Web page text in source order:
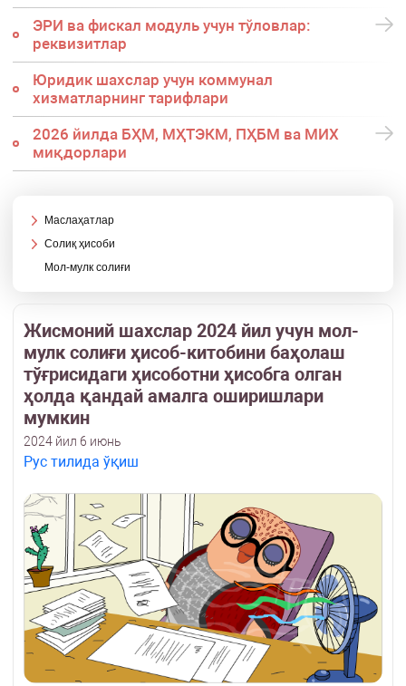
ЭРИ ва фискал модуль учун тўловлар:
реквизитлар
Юридик шахслар учун коммунал
хизматларнинг тарифлари
2026 йилда БҲМ, МҲТЭКМ, ПҲБМ ва МИХ
миқдорлари
Маслаҳатлар
Солиқ ҳисоби
Мол-мулк солиғи
Жисмоний шахслар 2024 йил учун мол-
мулк солиғи ҳисоб-китобини баҳолаш
тўғрисидаги ҳисоботни ҳисобга олган
ҳолда қандай амалга оширишлари
мумкин
2024 йил 6 июнь
Рус тилида ўқиш